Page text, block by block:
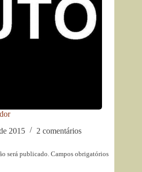
2015
2 comentários
será publicado. Campos obrigatórios